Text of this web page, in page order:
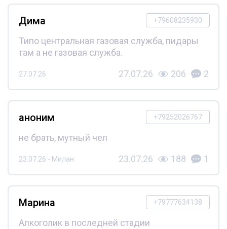
+79608235930
Дима
Типо центральная газовая служба, пидары
там а не газовая служба.
27.07.26 27.07.26 206 2
+79252026767
аноним
не брать, мутный чел
23.07.26 - Милан 23.07.26 188 1
+79777634138
Марина
Алкоголик в последней стадии